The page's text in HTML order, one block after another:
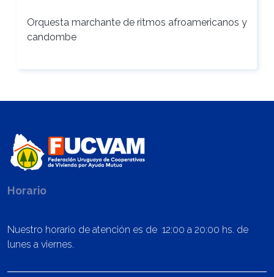
Orquesta marchante de ritmos afroamericanos y
candombe
Horario
Nuestro horario de atención es de 12:00 a 20:00 hs. de
lunes a viernes.